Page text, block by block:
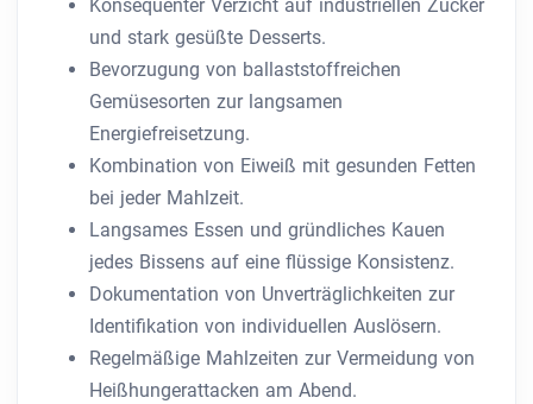
Konsequenter Verzicht auf industriellen Zucker
und stark gesüßte Desserts.
Bevorzugung von ballaststoffreichen
Gemüsesorten zur langsamen
Energiefreisetzung.
Kombination von Eiweiß mit gesunden Fetten
bei jeder Mahlzeit.
Langsames Essen und gründliches Kauen
jedes Bissens auf eine flüssige Konsistenz.
Dokumentation von Unverträglichkeiten zur
Identifikation von individuellen Auslösern.
Regelmäßige Mahlzeiten zur Vermeidung von
Heißhungerattacken am Abend.